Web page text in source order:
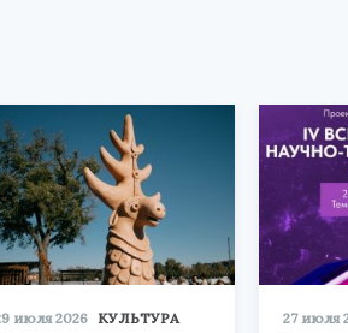
июля 2026 КУЛЬТУРА 27 июля